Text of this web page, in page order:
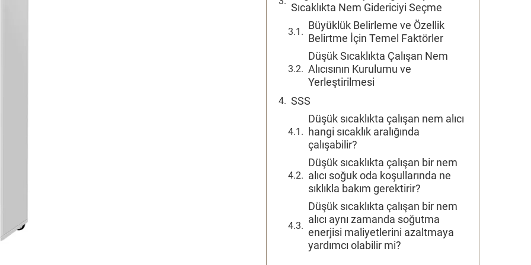
Sıcaklıkta Nem Gidericiyi Seçme
Büyüklük Belirleme ve Özellik
Belirtme İçin Temel Faktörler
Düşük Sıcaklıkta Çalışan Nem
Alıcısının Kurulumu ve
Yerleştirilmesi
SSS
Düşük sıcaklıkta çalışan nem alıcı
hangi sıcaklık aralığında
çalışabilir?
Düşük sıcaklıkta çalışan bir nem
alıcı soğuk oda koşullarında ne
sıklıkla bakım gerektirir?
Düşük sıcaklıkta çalışan bir nem
alıcı aynı zamanda soğutma
enerjisi maliyetlerini azaltmaya
yardımcı olabilir mi?